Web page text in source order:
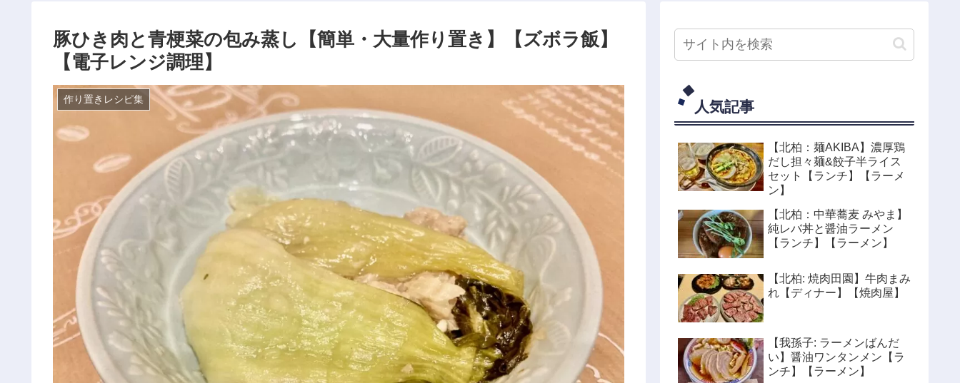
豚ひき肉と青梗菜の包み蒸し【簡単・大量作り置き】【ズボラ飯】
【電子レンジ調理】
作り置きレシピ集 人気記事
【北柏：麺AKIBA】濃厚鶏
だし担々麺&餃子半ライス
セット【ランチ】【ラーメ
ン】
【北柏：中華蕎麦 みやま】
純レバ丼と醤油ラーメン
【ランチ】【ラーメン】
【北柏: 焼肉田園】牛肉まみ
れ【ディナー】【焼肉屋】
【我孫子: ラーメンばんだ
い】醤油ワンタンメン【ラ
ンチ】【ラーメン】